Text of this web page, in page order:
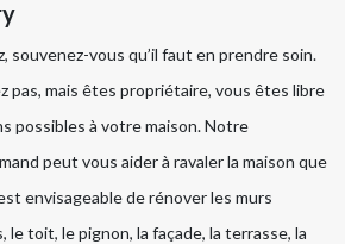
souvenez-vous qu’il faut en prendre soin.
pas, mais êtes propriétaire, vous êtes libre
possibles à votre maison. Notre
peut vous aider à ravaler la maison que
envisageable de rénover les murs
toit, le pignon, la façade, la terrasse, la